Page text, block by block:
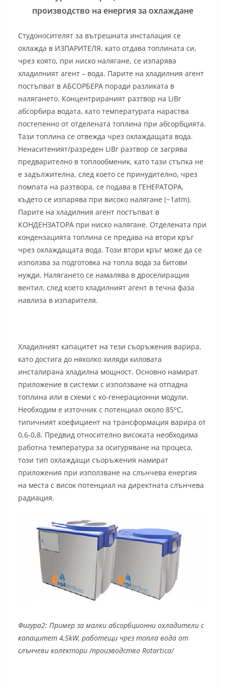
производство на енергия за охлаждане
Студоносителят за вътрешната инсталация се
охлажда в ИЗПАРИТЕЛЯ, като отдава топлината си,
чрез която, при ниско налягане, се изпарява
хладилният агент – вода. Парите на хладилния агент
постъпват в АБСОРБЕРА поради разликата в
налягането. Концентрираният разтвор на LiBr
абсорбира водата, като температурата нараства
постепенно от отделената топлина при абсорбцията.
Тази топлина се отвежда чрез охлаждащата вода.
Ненаситеният/разреден LiBr разтвор се загрява
предварително в топлообменик, като тази стъпка не
е задължителна, след което се принудително, чрез
помпата на разтвора, се подава в ГЕНЕРАТОРА,
където се изпарява при високо налягане (~1atm).
Парите на хладилния агент постъпват в
КОНДЕНЗАТОРА при ниско налягане. Отделената при
кондензацията топлина се предава на втори кръг
чрез охлаждащата вода. Този втори кръг може да се
използва за подготовка на топла вода за битови
нужди. Налягането се намалява в дроселиращия
вентил, след което хладилният агент в течна фаза
навлиза в изпарителя.
Хладилният капацитет на тези съоръжения варира,
като достига до няколко хиляди киловата
инсталирана хладилна мощност. Основно намират
приложение в системи с използване на отпадна
топлина или в схеми с ко-генерационни модули.
Необходим е източник с потенциал около 85оС,
типичният коефициент на трансформация варира от
0,6-0,8. Предвид относително високата необходима
работна температура за осигуряване на процеса,
този тип охлаждащи съоръжения намират
приложения при използване на слънчева енергия
на места с висок потенциал на директната слънчева
радиация.
Фигура2: Пример за малки абсорбционни охладители с
капацитет 4,5kW, работещи чрез топла вода от
слънчеви колектори /производство Rotartica/